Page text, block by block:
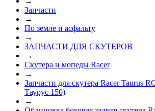
Запчасти
→
По земле и асфальту
→
ЗАПЧАСТИ ДЛЯ СКУТЕРОВ
→
Скутера и мопеды Racer
→
Запчасти для скутера Racer Taurus
Таурус 150)
→